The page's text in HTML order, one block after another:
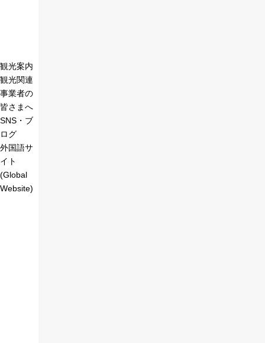
観光案内
観光関連
事業者の
皆さまへ
SNS・ブ
ログ
外国語サ
イト
(Global
Website)